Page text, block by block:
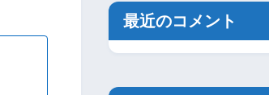
最近のコメント